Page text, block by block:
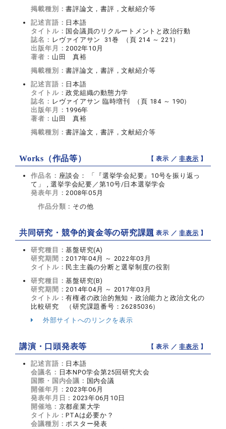
掲載種別：書評論文，書評，文献紹介等
記述言語： 日本語
タイトル： 国会議員のリクルートメントと政治行動
誌名： レヴァイアサン 31巻 （頁 214 ～ 221）
出版年月：2002年10月
著者： 山田 真裕
掲載種別：書評論文，書評，文献紹介等
記述言語： 日本語
タイトル：政党組織の動態力学
誌名： レヴァイアサン 臨時増刊 （頁 184 ～ 190）
出版年月： 1996年
著者： 山田 真裕
掲載種別：書評論文，書評，文献紹介等
Works（作品等） 【 表示 ／非表示 】
作品名： 座談会： 「『選挙学会紀要』10号を振り返っ
て」 , 選挙学会紀要／第10号/日本選挙学会
発表年月：2008年05月
作品分類： その他
共同研究・競争的資金等の研究課題【 表示 ／非表示 】
研究種目：基盤研究(A)
研究期間：2017年04月 ～ 2022年03月
タイトル： 民主主義の分断と選挙制度の役割
研究種目：基盤研究(B)
研究期間：2014年04月 ～ 2017年03月
タイトル：有権者の政治的無知・政治能力と政治文化の
比較研究 （研究課題番号：26285036）
外部サイトへのリンクを表示
講演・口頭発表等 【 表示 ／非表示 】
記述言語： 日本語
会議名： 日本NPO学会第25回研究大会
国際・国内会議： 国内会議
開催年月：2023年06月
発表年月日：2023年06月10日
開催地： 京都産業大学
タイトル：PTAは必要か？
会議種別：ポスター発表